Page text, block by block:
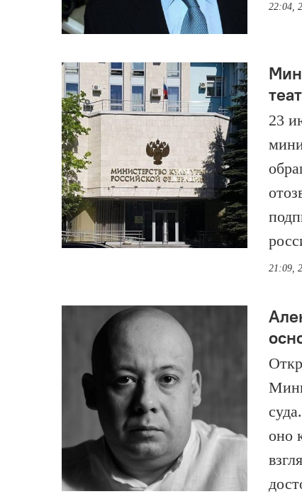
22:04,
23
21:09,
оно